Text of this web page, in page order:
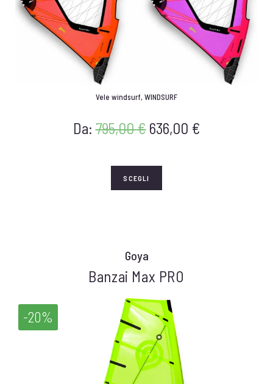
Vele windsurf, WINDSURF
Da:795,00€ 636,00 €
SCEGLI
Goya
Banzai Max PRO
-20%